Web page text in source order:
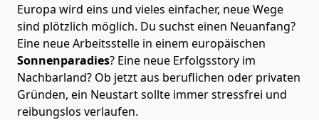
Europa wird eins und vieles einfacher, neue Wege
sind plötzlich möglich. Du suchst einen Neuanfang?
Eine neue Arbeitsstelle in einem europäischen
Sonnenparadies? Eine neue Erfolgsstory im
Nachbarland? Ob jetzt aus beruflichen oder privaten
Gründen, ein Neustart sollte immer stressfrei und
reibungslos verlaufen.